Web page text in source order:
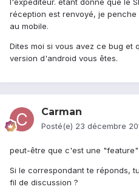
l'expéditeur. étant donné que le
réception est renvoyé, je
au mobile.
Dites moi si vous avez ce bug et
version d'android vous êtes.
Carman
Posté(e) 23 décembre
peut-être que c'est une
Si le correspondant te réponds,
fil de discussion ?